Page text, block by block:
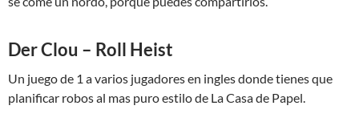
Der Clou – Roll Heist
Un juego de 1 a varios jugadores en ingles donde tienes que
planificar robos al mas puro estilo de La Casa de Papel.